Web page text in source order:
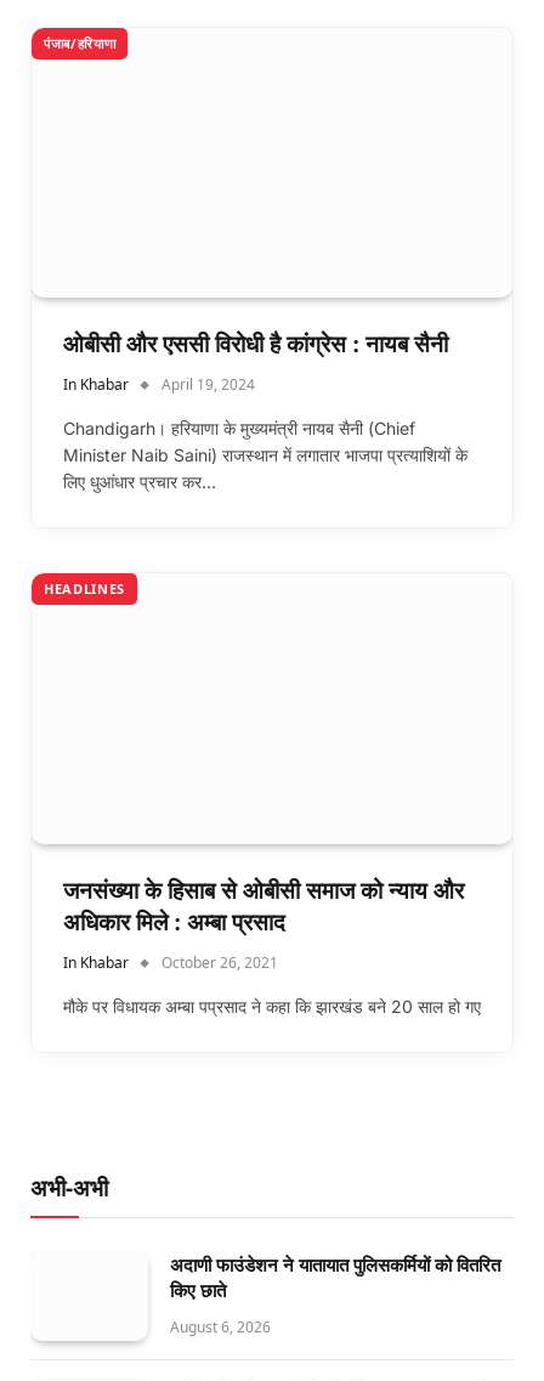
पंजाब/हरियाणा
ओबीसी और एससी विरोधी है कांग्रेस : नायब सैनी
In Khabar April 19, 2024
Chandigarh। हरियाणा के मुख्यमंत्री नायब सैनी (Chief
Minister Naib Saini) राजस्थान में लगातार भाजपा प्रत्याशियों के
लिए धुआंधार प्रचार कर…
HEADLINES
जनसंख्या के हिसाब से ओबीसी समाज को न्याय और
अधिकार मिले : अम्बा प्रसाद
In Khabar October 26, 2021
मौके पर विधायक अम्बा पप्रसाद ने कहा कि झारखंड बने 20 साल हो गए
अभी-अभी
अदाणी फाउंडेशन ने यातायात पुलिसकर्मियों को वितरित
किए छाते
August 6, 2026